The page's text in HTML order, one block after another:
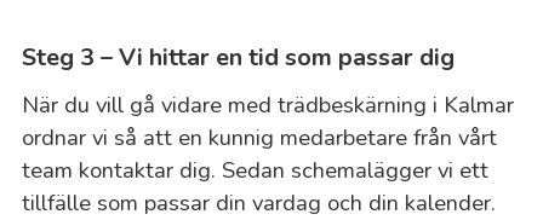
Steg 3 – Vi hittar en tid som passar dig
När du vill gå vidare med trädbeskärning i Kalmar
ordnar vi så att en kunnig medarbetare från vårt
team kontaktar dig. Sedan schemalägger vi ett
tillfälle som passar din vardag och din kalender.